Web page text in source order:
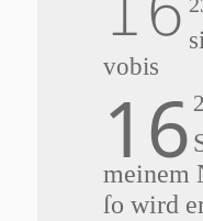
vobis
16
meinem
ſo wird